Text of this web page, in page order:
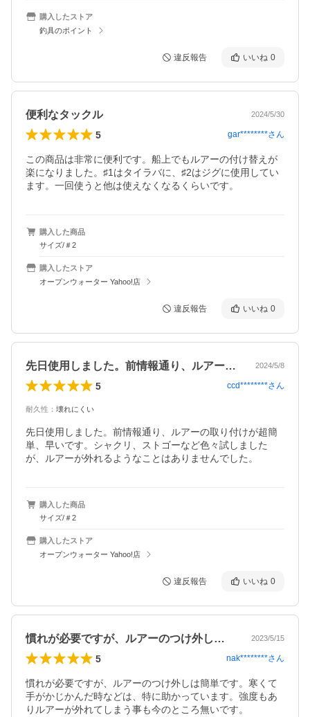
購入したストア
釣具のポイント
違反報告 いいね 0
便利なタックル 2024/5/30
5 gar********さん
この商品は非常に便利です。船上でもルアーの付け替えが
楽になりました。♯1はタイラバに、♯2はジグに使用してい
ます。一回使うと他は使えなくなるくらいです。
購入した商品
サイズ/＃2
購入したストア
オープンウォーター Yahoo!店
違反報告 いいね 0
先日使用しました。前情報通り、ルアーの… 2024/5/8
5 ccd********さん
耐久性 ： 壊れにくい
先日使用しました。前情報通り、ルアーの取り付けが超簡
単、早いです。シャクリ、ストゴーなど色々試しました
が、ルアーが外れるようなことはありませんでした。
購入した商品
サイズ/＃2
購入したストア
オープンウォーター Yahoo!店
違反報告 いいね 0
慣れが必要ですが、ルアーのつけ外しは簡… 2023/5/15
5 nak********さん
慣れが必要ですが、ルアーのつけ外しは簡単です。寒くて
手がかじかんだ時などは、特に助かっています。強度もあ
りルアーが外れてしまう事も今のところ無いです。